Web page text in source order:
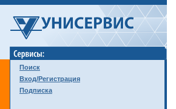
Поиск
Вход/Регистрация
Подписка